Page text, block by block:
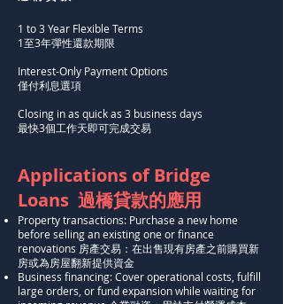
1 to 3 Year Flexible Terms
​1至3年彈性還款期限
Interest-Only Payment Options
僅付利息選項
Closing in as quick as 3 business days
最快3個工作天即可完成交易
Applications of Bridge
Loans 過橋貸款的應用
Property transactions: Purchase a new home
before selling an existing one or finance
renovations 房產交易：在出售現有房產之前購買新
房或為房屋翻新提供資金
Business financing: Cover operational costs, fulfill
large orders, or fund expansion while waiting for